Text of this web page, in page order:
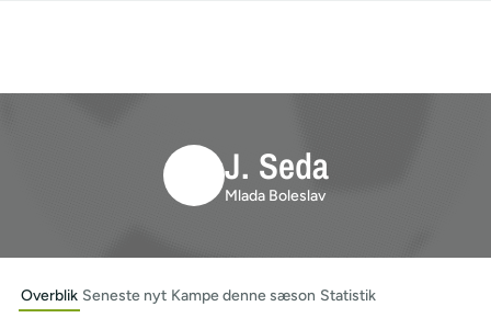
J. Seda
Mlada Boleslav
Overblik Seneste nyt Kampe denne sæson Statistik